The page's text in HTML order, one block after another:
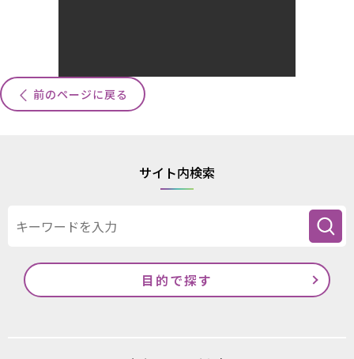
前のページに戻る
サイト内検索
目的で探す